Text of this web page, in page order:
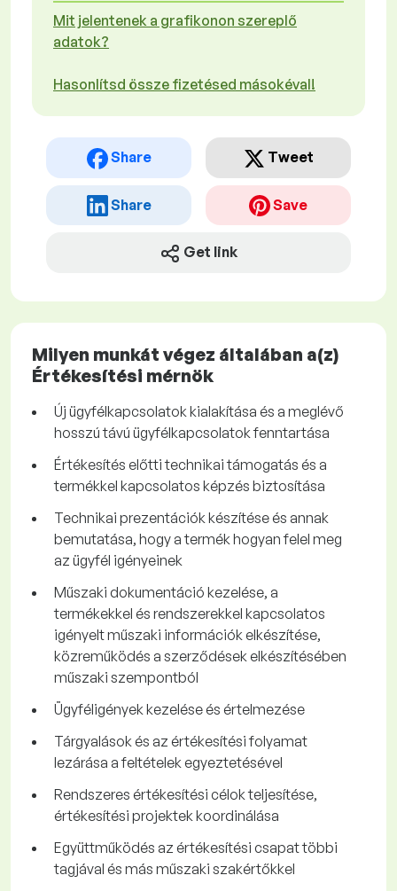
Mit jelentenek a grafikonon szereplő
adatok?
Hasonlítsd össze fizetésed másokéval!
Share Tweet
Share Save
Get link
Milyen munkát végez általában a(z)
Értékesítési mérnök
Új ügyfélkapcsolatok kialakítása és a meglévő
hosszú távú ügyfélkapcsolatok fenntartása
Értékesítés előtti technikai támogatás és a
termékkel kapcsolatos képzés biztosítása
Technikai prezentációk készítése és annak
bemutatása, hogy a termék hogyan felel meg
az ügyfél igényeinek
Műszaki dokumentáció kezelése, a
termékekkel és rendszerekkel kapcsolatos
igényelt műszaki információk elkészítése,
közreműködés a szerződések elkészítésében
műszaki szempontból
Ügyféligények kezelése és értelmezése
Tárgyalások és az értékesítési folyamat
lezárása a feltételek egyeztetésével
Rendszeres értékesítési célok teljesítése,
értékesítési projektek koordinálása
Együttműködés az értékesítési csapat többi
tagjával és más műszaki szakértőkkel